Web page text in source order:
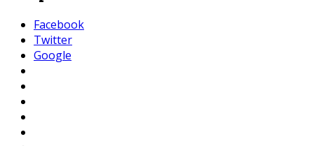
Facebook
Twitter
Google